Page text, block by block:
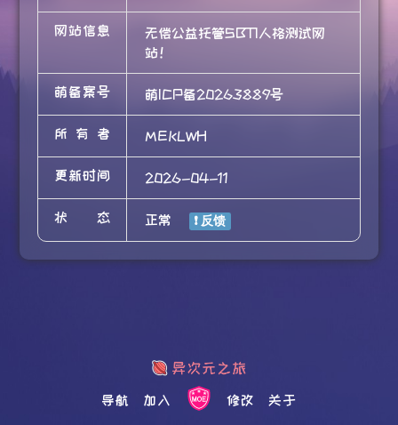
网站信息
无偿公益托管SBTI人格测试网
站！
萌备案号 萌ICP备20263889号
所有者 MEKLWH
更新时间 2026-04-11
状态 正常
导航 加入 修改 关于